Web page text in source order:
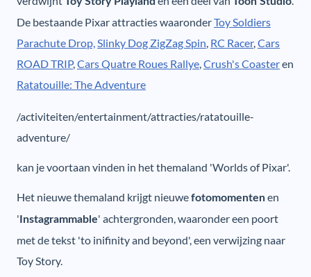
De bestaande Pixar attracties waaronderToy Soldiers
Parachute Drop,Slinky Dog ZigZag Spin, RC Racer,Cars
ROAD TRIP,Cars Quatre Roues Rallye,Crush's Coasteren
Ratatouille: The Adventure
/activiteiten/entertainment/attracties/ratatouille-
adventure/
kan je voortaan vinden in het themaland 'Worlds of Pixar'.
Het nieuwe themaland krijgt nieuwefotomomentenen
' Instagrammable' achtergronden, waaronder een poort
met de tekst 'to inifinity and beyond', een verwijzing naar
Toy Story.